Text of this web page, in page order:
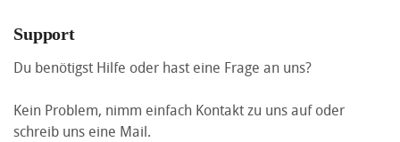
Support
Du benötigst Hilfe oder hast eine Frage an uns?
Kein Problem, nimm einfach Kontakt zu uns auf oder
schreib uns eine Mail.